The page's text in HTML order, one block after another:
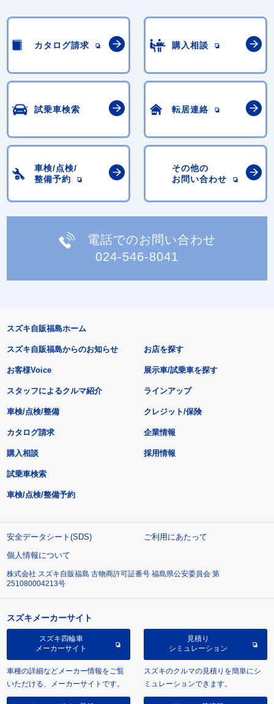
カタログ請求 購入相談
試乗車検索 転居連絡
車検/点検/
整備予約
その他の
お問い合わせ
電話でのお問い合わせ
024-546-8041
スズキ自販福島ホーム
スズキ自販福島からのお知らせ
お客様Voice
スタッフによるクルマ紹介
お店を探す
展示車/試乗車を探す
ラインアップ
車検/点検/整備 クレジット/保険
カタログ請求
購入相談
試乗車検索
車検/点検/整備予約
企業情報
採用情報
安全データシート(SDS)
ご利用にあたって
個人情報について
株式会社 スズキ自販福島 古物商許可証番号 福島県公安委員会 第
251080004213号
スズキメーカーサイト
スズキ四輪車
メーカーサイト
車種の詳細などメーカー情報をご覧
いただける、メーカーサイトです。
見積り
シミュレーション
スズキのクルマの見積りを簡単にシ
ミュレーションできます。